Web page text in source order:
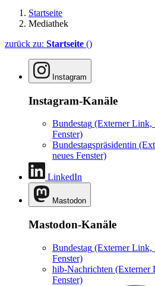
Startseite
Mediathek
zurück zu: Startseite ()
Instagram
Instagram-Kanäle
Bundestag (Externer Link,
Fenster)
Bundestagspräsidentin
neues Fenster)
LinkedIn
Mastodon
Mastodon-Kanäle
Bundestag (Externer Link,
Fenster)
hib-Nachrichten (Externer
Fenster)